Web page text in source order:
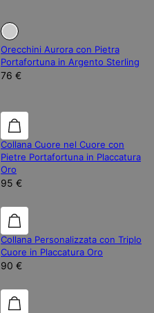
Esaurito
Orecchini Aurora con Pietra
Portafortuna in Argento Sterling
76 €
Collana Cuore nel Cuore con
Pietre Portafortuna in Placcatura
Oro
95 €
Esaurito
Collana Personalizzata con Triplo
Cuore in Placcatura Oro
90 €
25% di sconto